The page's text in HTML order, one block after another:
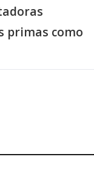
primas como